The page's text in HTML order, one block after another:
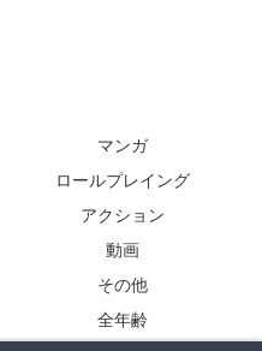
マンガ
ロールプレイング
アクション
動画
その他
全年齢